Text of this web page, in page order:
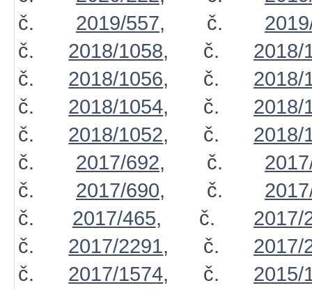
č. 2019/557, č.
č. 2018/1058, č. 2018/
č. 2018/1056, č. 2018/
č. 2018/1054, č. 2018/
č. 2018/1052, č. 2018/
č. 2017/692, č.
č. 2017/690, č.
č. 2017/465, č. 2017/
č. 2017/2291, č. 2017/
č. 2017/1574, č. 2015/